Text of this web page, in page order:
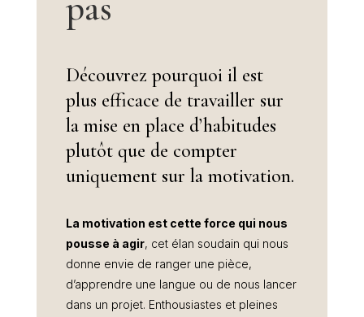
Découvrez pourquoi il est
plus efficace de travailler sur
la mise en place d’habitudes
plutôt que de compter
uniquement sur la motivation.
La motivation est cette force qui nous
pousse à agir, cet élan soudain qui nous
donne envie de ranger une pièce,
d’apprendre une langue ou de nous lancer
dans un projet. Enthousiastes et pleines